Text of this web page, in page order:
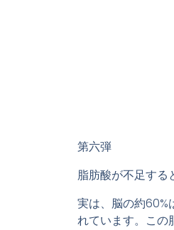
第六弾
脂肪酸が不足する
実は、脳の約60%
れています。この